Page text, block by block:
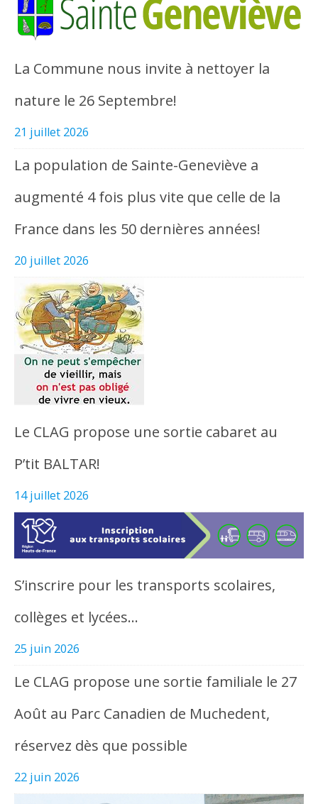
La Commune nous invite à nettoyer la
nature le 26 Septembre!
21 juillet 2026
La population de Sainte-Geneviève a
augmenté 4 fois plus vite que celle de la
France dans les 50 dernières années!
20 juillet 2026
Le CLAG propose une sortie cabaret au
P’tit BALTAR!
14 juillet 2026
S’inscrire pour les transports scolaires,
collèges et lycées…
25 juin 2026
Le CLAG propose une sortie familiale le 27
Août au Parc Canadien de Muchedent,
réservez dès que possible
22 juin 2026